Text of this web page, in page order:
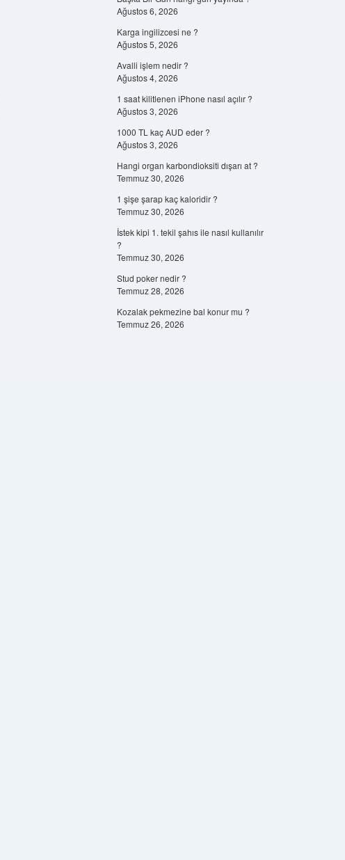
Ağustos 6, 2026
Karga ingilizcesi ne ?
Ağustos 5, 2026
Avalli işlem nedir ?
Ağustos 4, 2026
1 saat kilitlenen iPhone nasıl açılır ?
Ağustos 3, 2026
1000 TL kaç AUD eder ?
Ağustos 3, 2026
Hangi organ karbondioksiti dışarı at ?
Temmuz 30, 2026
1 şişe şarap kaç kaloridir ?
Temmuz 30, 2026
İstek kipi 1. tekil şahıs ile nasıl kullanılır
?
Temmuz 30, 2026
Stud poker nedir ?
Temmuz 28, 2026
Kozalak pekmezine bal konur mu ?
Temmuz 26, 2026